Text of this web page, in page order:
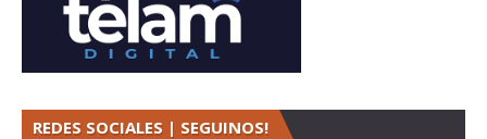
REDES SOCIALES | SEGUINOS!